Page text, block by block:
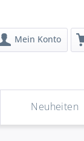
Mein Konto
Neuheiten